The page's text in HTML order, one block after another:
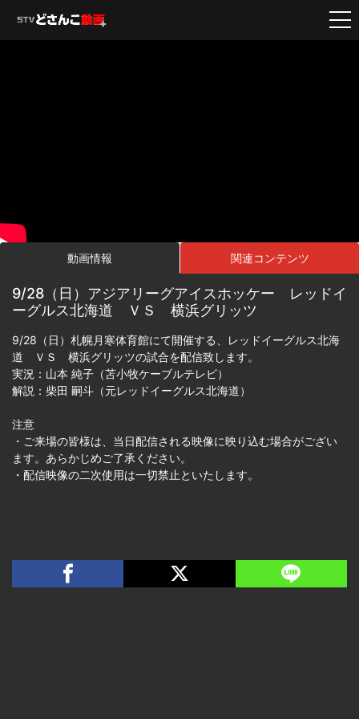
動画情報 関連コンテンツ
9/28（日）アジアリーグアイスホッケー レッドイ
ーグルス北海道 ＶＳ 横浜グリッツ
9/28（日）札幌月寒体育館にて開催する、レッドイーグルス北海
道 ＶＳ 横浜グリッツの試合を配信致します。
実況：山本 純子（苫小牧ケーブルテレビ）
解説：柴田 嗣斗（元レッドイーグルス北海道）
注意
・ご来場の皆様は、当日配信される映像に映り込む場合がござい
ます。あらかじめご了承ください。
・配信映像の二次使用は一切禁止といたします。